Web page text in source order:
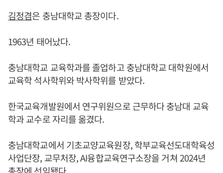
김정겸은 충남대학교 총장이다.
1963년 태어났다.
충남대학교 교육학과를 졸업하고 충남대학교 대학원에서
교육학 석사학위와 박사학위를 받았다.
한국교육개발원에서 연구위원으로 근무하다 충남대 교육
학과 교수로 자리를 옮겼다.
충남대학교에서 기초교양교육원장, 학부교육선도대학육성
사업단장, 교무처장, AI융합교육연구소장을 거쳐 2024년